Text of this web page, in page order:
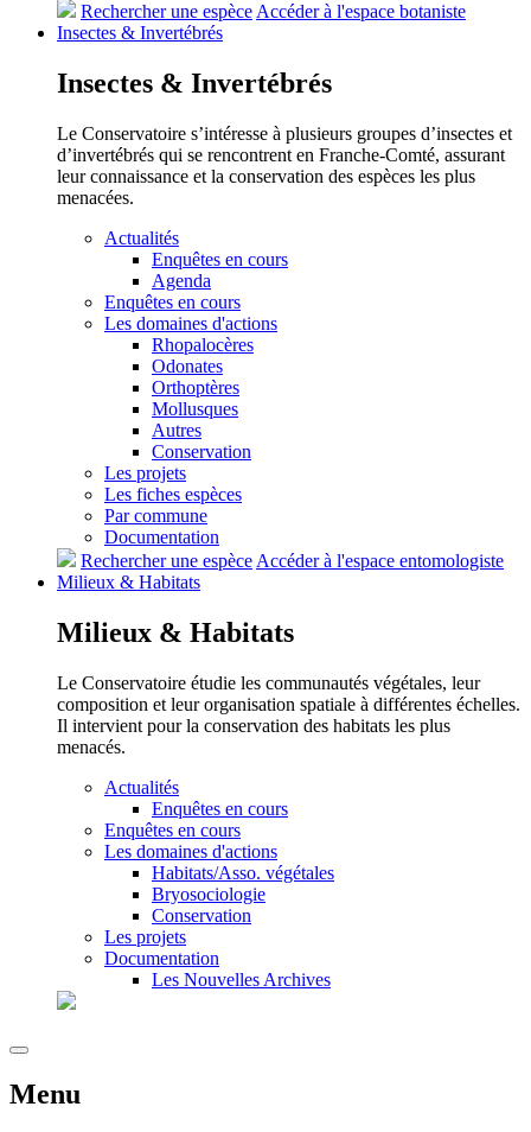
Rechercher une espèceAccéder à l'espace botaniste
Insectes & Invertébrés
Insectes & Invertébrés
Le Conservatoire s’intéresse à plusieurs groupes d’insectes et
d’invertébrés qui se rencontrent en Franche-Comté, assurant
leur connaissance et la conservation des espèces les plus
menacées.
Actualités
Enquêtes en cours
Agenda
Enquêtes en cours
Les domaines d'actions
Rhopalocères
Odonates
Orthoptères
Mollusques
Autres
Conservation
Les projets
Les fiches espèces
Par commune
Documentation
Rechercher une espèce Accéder à l'espace entomologiste
Milieux & Habitats
Milieux & Habitats
Le Conservatoire étudie les communautés végétales, leur
composition et leur organisation spatiale à différentes échelles.
Il intervient pour la conservation des habitats les plus
menacés.
Actualités
Enquêtes en cours
Enquêtes en cours
Les domaines d'actions
Habitats/Asso. végétales
Bryosociologie
Conservation
Les projets
Documentation
Les Nouvelles Archives
Menu